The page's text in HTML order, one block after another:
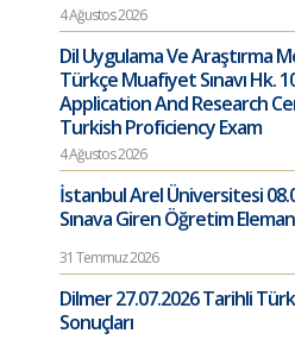
4 Ağustos 2026
Dil Uygulama Ve Araştırma
Türkçe Muafiyet Sınavı Hk.
Application And Research
Turkish Proficiency Exam
4 Ağustos 2026
İstanbul Arel Üniversitesi
Sınava Giren Öğretim
31 Temmuz 2026
Dilmer 27.07.2026 Tarihli
Sonuçları